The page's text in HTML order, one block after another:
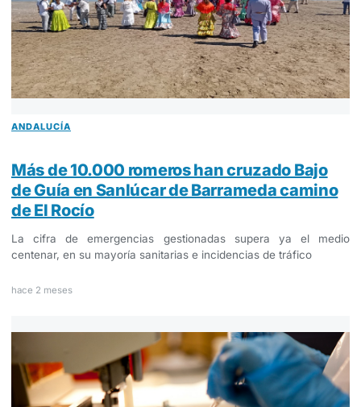
ANDALUCÍA
Más de 10.000 romeros han cruzado Bajo
de Guía en Sanlúcar de Barrameda camino
de El Rocío
La cifra de emergencias gestionadas supera ya el medio
centenar, en su mayoría sanitarias e incidencias de tráfico
hace 2 meses